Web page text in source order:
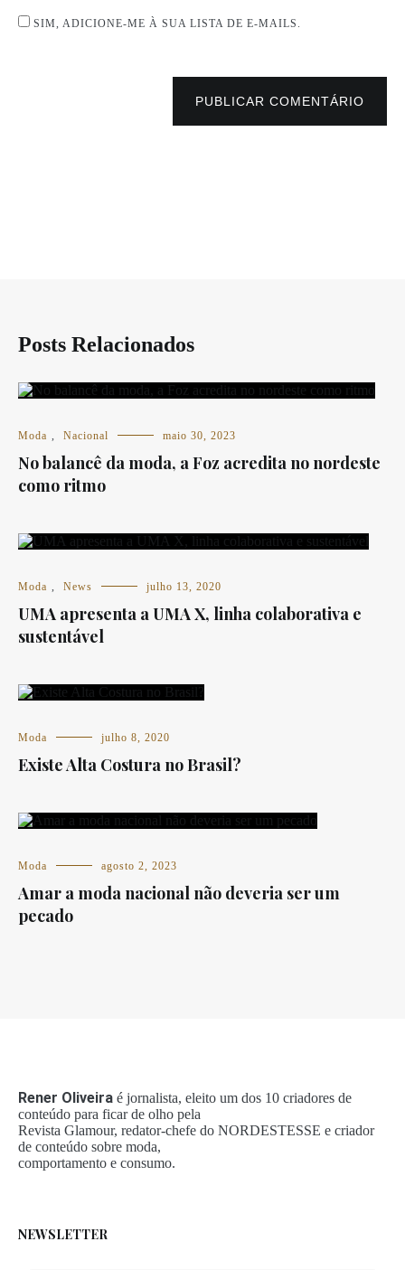
SIM, ADICIONE-ME À SUA LISTA DE E-MAILS.
PUBLICAR COMENTÁRIO
Posts Relacionados
Moda , Nacional maio 30, 2023
No balancê da moda, a Foz acredita no nordeste
como ritmo
Moda , News julho 13, 2020
UMA apresenta a UMA X, linha colaborativa e
sustentável
Moda julho 8, 2020
Existe Alta Costura no Brasil?
Moda agosto 2, 2023
Amar a moda nacional não deveria ser um
pecado
Rener Oliveira é jornalista, eleito um dos 10 criadores de
conteúdo para ficar de olho pela
Revista Glamour, redator-chefe do NORDESTESSE e criador
de conteúdo sobre moda,
comportamento e consumo.
NEWSLETTER